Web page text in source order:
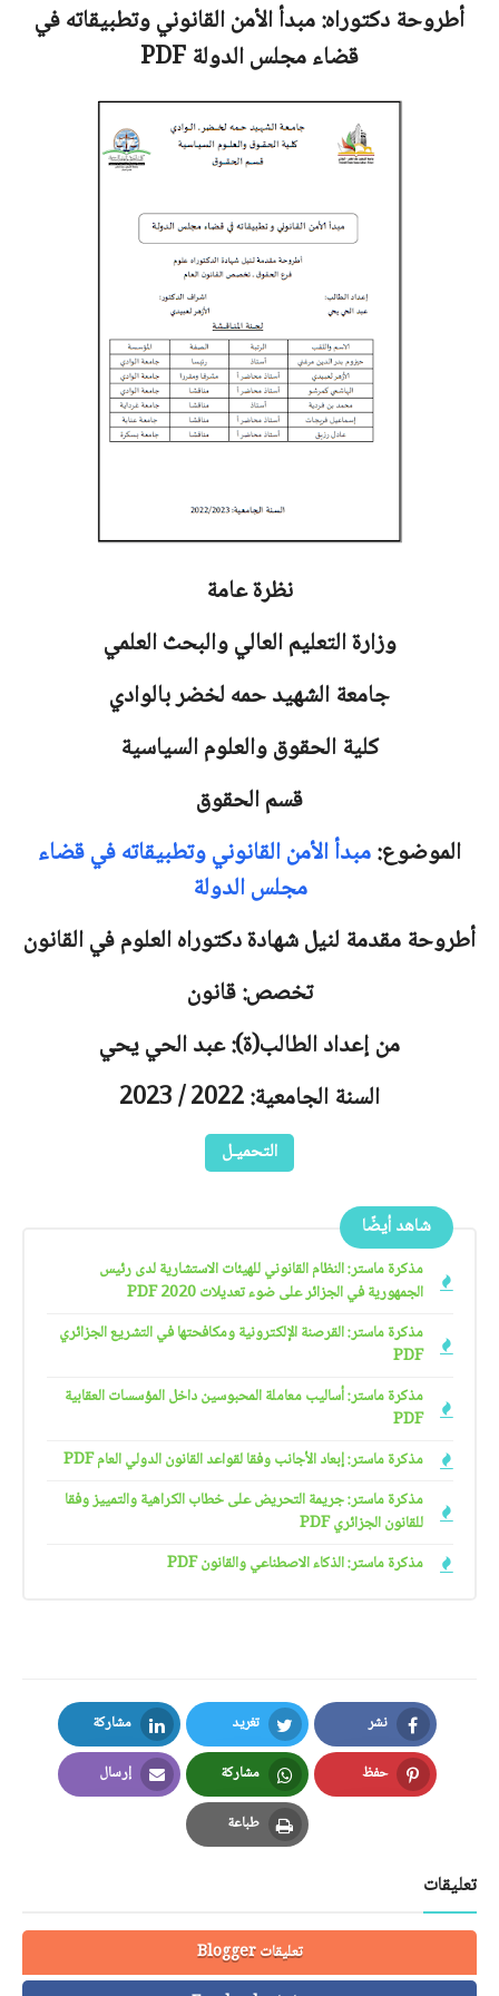
أطروحة دكتوراه:مبدأ الأمن القانوني وتطبيقاته في
قضاء مجلس الدولةPDF
نظرة عامة
وزارة التعليم العالي والبحث العلمي
جامعةالشهيد حمه لخضر بالوادي
كلية الحقوق والعلوم السياسية
قسم الحقوق
الموضوع:مبدأ الأمن القانوني وتطبيقاته في قضاء
مجلس الدولة
أطروحة مقدمة لنيل شهادة دكتوراه العلوم في القانون
تخصص: قانون
من إعداد الطالب(ة): عبد الحي يحي
السنة الجامعية: 2022 / 2023
التحميـل
شاهد أيضًا
مذكرة ماستر: النظام القانوني للهيئات الاستشارية لدى رئيس
الجمهورية في الجزائر على ضوء تعديلات 2020 PDF
مذكرة ماستر: القرصنة الإلكترونية ومكافحتها في التشريع الجزائري
PDF
مذكرة ماستر: أساليب معاملة المحبوسين داخل المؤسسات العقابية
PDF
مذكرة ماستر: إبعاد الأجانب وفقا لقواعد القانون الدولي العام PDF
مذكرة ماستر: جريمة التحريض على خطاب الكراهية والتمييز وفقا
للقانون الجزائري PDF
مذكرة ماستر: الذكاء الاصطناعي والقانون PDF
نشر
Facebook
تغريد
Twitter
مشاركة
LinkedIn
حفظ
Pinterest
مشاركة
Whatsapp
إرسال
Email
طباعة
Print
تعليقات
تعليقات Blogger